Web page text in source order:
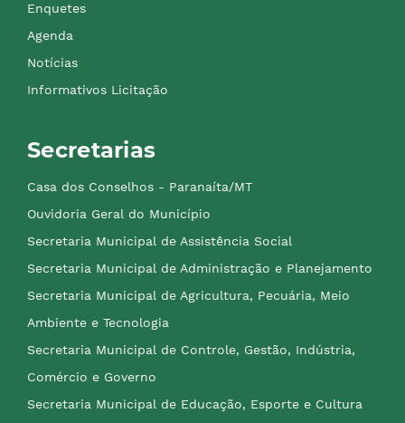
Enquetes
Agenda
Notícias
Informativos Licitação
Secretarias
Casa dos Conselhos - Paranaíta/MT
Ouvidoria Geral do Município
Secretaria Municipal de Assistência Social
Secretaria Municipal de Administração e Planejamento
Secretaria Municipal de Agricultura, Pecuária, Meio
Ambiente e Tecnologia
Secretaria Municipal de Controle, Gestão, Indústria,
Comércio e Governo
Secretaria Municipal de Educação, Esporte e Cultura